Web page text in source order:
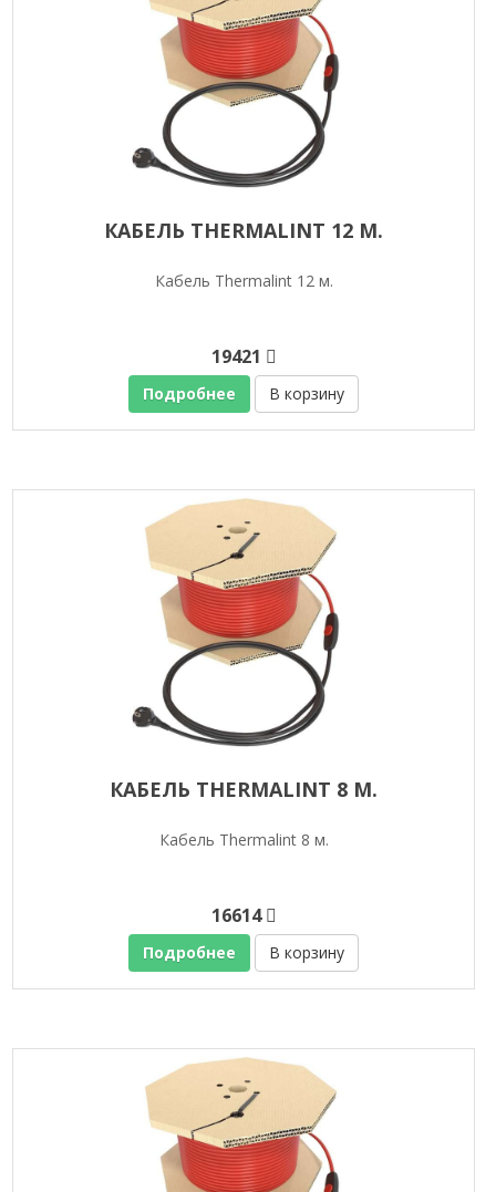
КАБЕЛЬ THERMALINT 12 М.
Кабель Thermalint 12 м.
19421
Подробнее В корзину
КАБЕЛЬ THERMALINT 8 М.
Кабель Thermalint 8 м.
16614
Подробнее В корзину